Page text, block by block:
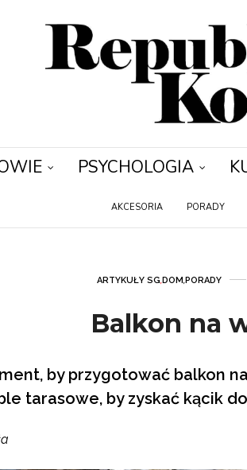
PSYCHOLOGIA
AKCESORIA PORADY
ARTYKUŁY SG,DOM,PORADY
Balkon na
by przygotować balkon
tarasowe, by zyskać kącik